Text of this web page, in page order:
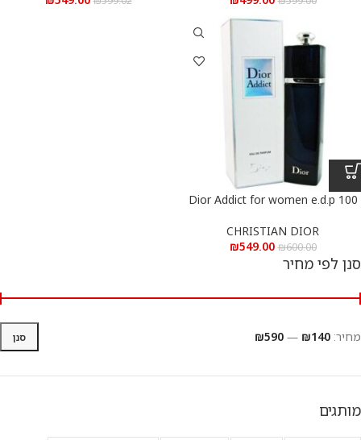
Dior Addict for women e.d.p 100
מ”ל
CHRISTIAN DIOR
₪600.00
₪549.00
סנן לפי מחיר
סנן מחיר: ₪140
—
₪590
מותגים